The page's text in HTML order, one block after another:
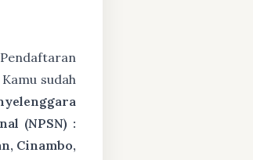
sudah
(NPSN) :
Cinambo,